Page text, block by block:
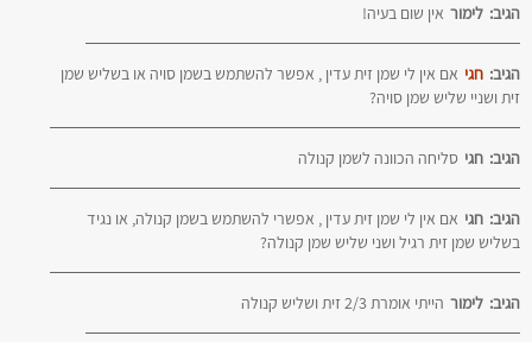
לימור הגיב: אין שום בעיה!
חגי הגיב:
אם אין לי שמן זית עדין , אפשר להשתמש בשמן סויה או בשליש שמן
זית ושניי שליש שמן סויה?
חגי הגיב: סליחה הכוונה לשמן קנולה
חגי הגיב:
אם אין לי שמן זית עדין , אפשרי להשתמש בשמן קנולה, או נגיד
בשליש שמן זית רגיל ושני שליש שמן קנולה?
לימור הגיב: הייתי אומרת 2/3 זית ושליש קנולה